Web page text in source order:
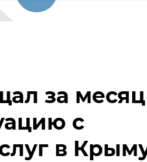
за месяц
с
в